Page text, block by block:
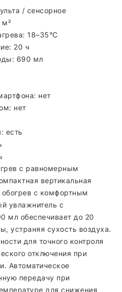
/ сенсорное
м²
18–35°C
20 ч
690 мл
нет
нет
есть
с равномерным
вертикальная
с комфортным
увлажнитель с
мл обеспечивает до 20
устраняя сухость воздуха.
для точного контроля
отключения при
Автоматическое
передачу при
для снижения